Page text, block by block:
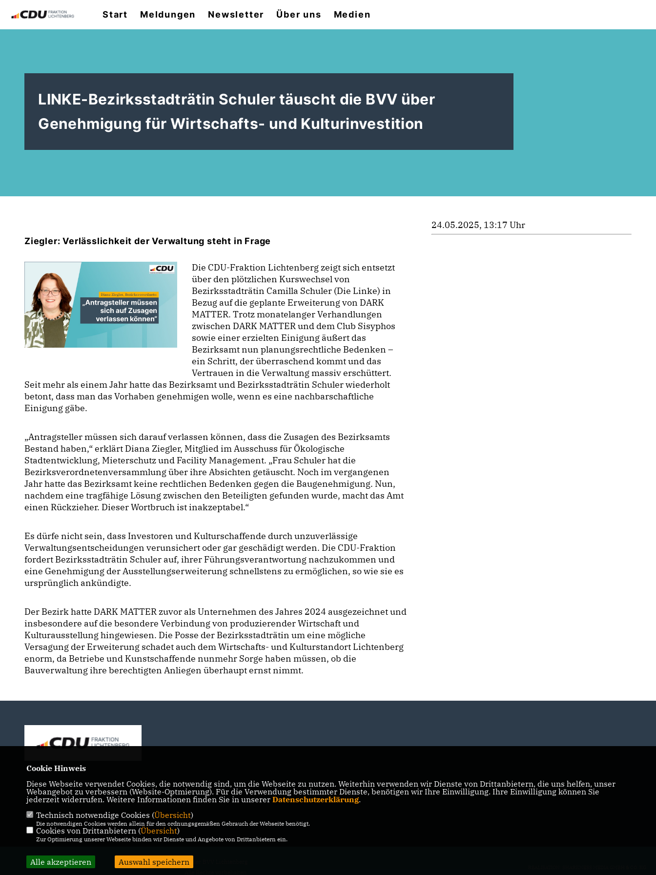
Start Meldungen Newsletter Über uns Medien
LINKE-Bezirksstadträtin Schuler täuscht die BVV über
Genehmigung für Wirtschafts- und Kulturinvestition
Ziegler: Verlässlichkeit der Verwaltung steht in Frage
Die CDU-Fraktion Lichtenberg zeigt sich entsetzt
über den plötzlichen Kurswechsel von
Bezirksstadträtin Camilla Schuler (Die Linke) in
Bezug auf die geplante Erweiterung von DARK
MATTER. Trotz monatelanger Verhandlungen
zwischen DARK MATTER und dem Club Sisyphos
sowie einer erzielten Einigung äußert das
Bezirksamt nun planungsrechtliche Bedenken –
ein Schritt, der überraschend kommt und das
Vertrauen in die Verwaltung massiv erschüttert.
Seit mehr als einem Jahr hatte das Bezirksamt und Bezirksstadträtin Schuler wiederholt
betont, dass man das Vorhaben genehmigen wolle, wenn es eine nachbarschaftliche
Einigung gäbe.
Antragsteller müssen sich darauf verlassen können, dass die Zusagen des Bezirksamts
Bestand haben,“ erklärt Diana Ziegler, Mitglied im Ausschuss für Ökologische
Stadtentwicklung, Mieterschutz und Facility Management. „Frau Schuler hat die
Bezirksverordnetenversammlung über ihre Absichten getäuscht. Noch im vergangenen
Jahr hatte das Bezirksamt keine rechtlichen Bedenken gegen die Baugenehmigung. Nun,
nachdem eine tragfähige Lösung zwischen den Beteiligten gefunden wurde, macht das Amt
einen Rückzieher. Dieser Wortbruch ist inakzeptabel.“
Es dürfe nicht sein, dass Investoren und Kulturschaffende durch unzuverlässige
Verwaltungsentscheidungen verunsichert oder gar geschädigt werden. Die CDU-Fraktion
fordert Bezirksstadträtin Schuler auf, ihrer Führungsverantwortung nachzukommen und
eine Genehmigung der Ausstellungserweiterung schnellstens zu ermöglichen, so wie sie es
ursprünglich ankündigte.
Der Bezirk hatte DARK MATTER zuvor als Unternehmen des Jahres 2024 ausgezeichnet und
insbesondere auf die besondere Verbindung von produzierender Wirtschaft und
Kulturausstellung hingewiesen. Die Posse der Bezirksstadträtin um eine mögliche
Versagung der Erweiterung schadet auch dem Wirtschafts- und Kulturstandort Lichtenberg
enorm, da Betriebe und Kunstschaffende nunmehr Sorge haben müssen, ob die
Bauverwaltung ihre berechtigten Anliegen überhaupt ernst nimmt.
24.05.2025, 13:17 Uhr
IMPRESSUM DATENSCHUTZ KONTAKT
@2026 CDU-Fraktion in der BVV Lichtenberg
Cookie Hinweis
Diese Webseite verwendet Cookies, die notwendig sind, um die Webseite zu nutzen. Weiterhin verwenden wir Dienste von Drittanbietern, die uns helfen, unser
Webangebot zu verbessern (Website-Optmierung). Für die Verwendung bestimmter Dienste, benötigen wir Ihre Einwilligung. Ihre Einwilligung können Sie
jederzeit widerrufen. Weitere Informationen finden Sie in unserer Datenschutzerklärung.
Technisch notwendige Cookies (Übersicht)
Die notwendigen Cookies werden allein für den ordnungsgemäßen Gebrauch der Webseite benötigt.
Cookies von Drittanbietern (Übersicht)
Zur Optimierung unserer Webseite binden wir Dienste und Angebote von Drittanbietern ein.
Alle akzeptieren Auswahl speichern